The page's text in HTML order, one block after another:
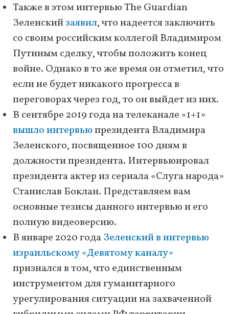
Также в этом интервью The Guardian
Зеленскийзаявил, что надеется заключить
со своим российским коллегой Владимиром
Путиным сделку, чтобы положить конец
войне. Однако в то же время он отметил, что
если не будет никакого прогресса в
переговорах через год, то он выйдет из них.
В сентябре 2019 года на телеканале «1+1»
вышло интервьюпрезидента Владимира
Зеленского, посвященное 100 дням в
должности президента. Интервьюировал
президента актер из сериала «Слуга народа»
Станислав Боклан. Представляем вам
основные тезисы данного интервью и его
полную видеоверсию.
В январе 2020 годаЗеленский в интервью
израильскому «Девятому каналу»
признался в том, что единственным
инструментом для гуманитарного
урегулирования ситуации на захваченной